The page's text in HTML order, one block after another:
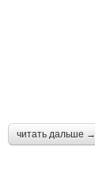
читать дальше →